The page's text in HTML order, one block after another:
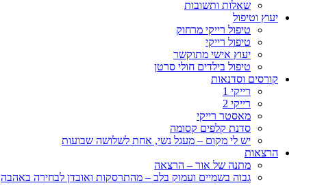
שאלות ותשובות
יעוץ וטיפול
טיפול רייקי מרחוק
טיפול רייקי
יעוץ אישי מתוקשר
טיפול בילדים חולי סרטן
קורסים וסדנאות
רייקי 1
רייקי 2
מאסטר רייקי
סדנת קלפים קסומה
יש לי מקום – מעגל נשי, אחת לשלושה שבועות
הרצאות
מתנה של אור – הרצאה
גבוה בשמיים ועמוק בלב – מהתרסקות ואובדן לבחירה